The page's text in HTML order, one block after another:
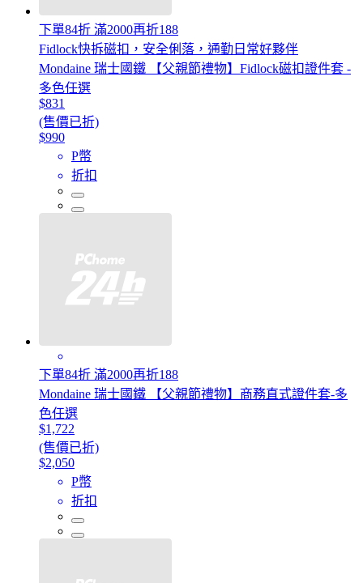
下單84折 滿2000再折188
Fidlock快拆磁扣，安全俐落，通勤日常好夥伴
Mondaine 瑞士國鐵 【父親節禮物】Fidlock磁扣證件套 -
多色任選
$831
(售價已折)
$990
P幣
折扣
下單84折 滿2000再折188
Mondaine 瑞士國鐵 【父親節禮物】商務直式證件套-多
色任選
$1,722
(售價已折)
$2,050
P幣
折扣